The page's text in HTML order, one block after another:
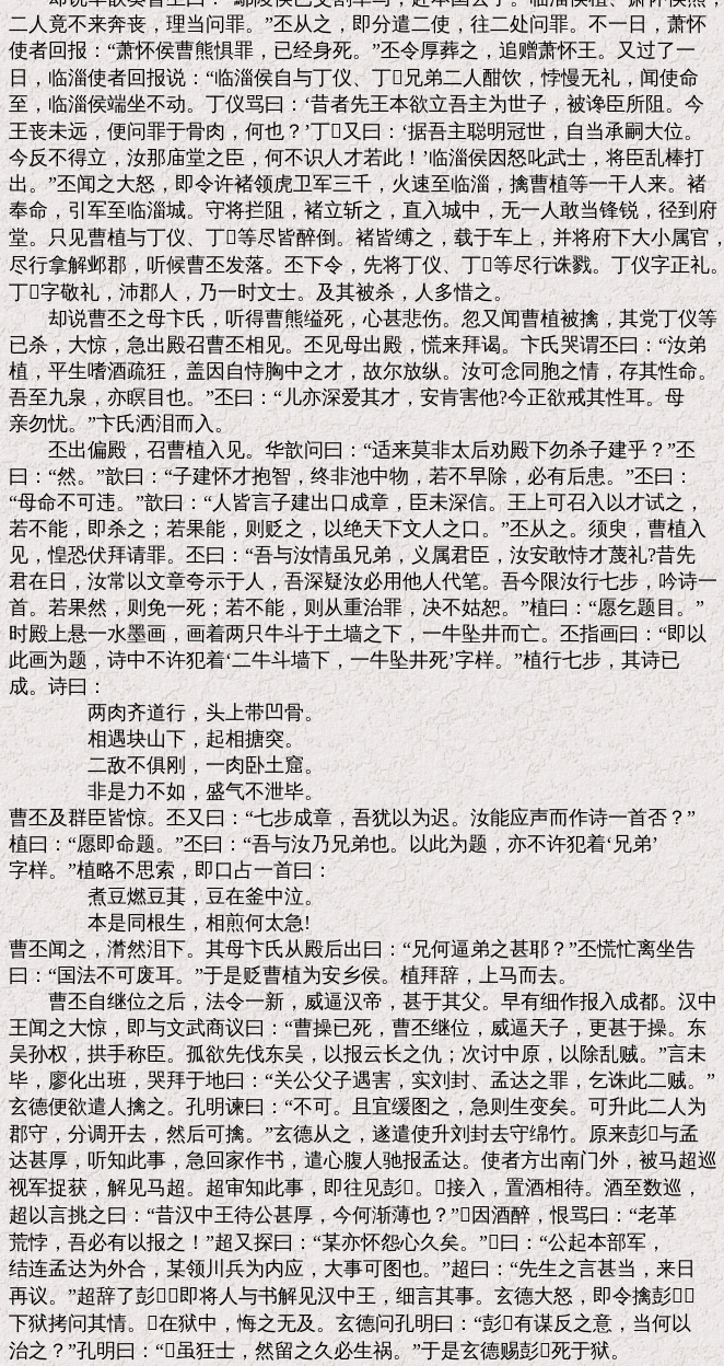
二人竟不来奔丧，理当问罪。”丕从之，即分遣二使，往二处问罪。不一日，萧怀
使者回报：“萧怀侯曹熊惧罪，已经身死。”丕令厚葬之，追赠萧怀王。又过了一
日，临淄使者回报说：“临淄侯自与丁仪、丁兄弟二人酣饮，悖慢无礼，闻使命
至，临淄侯端坐不动。丁仪骂曰：‘昔者先王本欲立吾主为世子，被谗臣所阻。今
王丧未远，便问罪于骨肉，何也？’丁又曰：‘据吾主聪明冠世，自当承嗣大位。
今反不得立，汝那庙堂之臣，何不识人才若此！’临淄侯因怒叱武士，将臣乱棒打
出。”丕闻之大怒，即令许褚领虎卫军三千，火速至临淄，擒曹植等一干人来。褚
奉命，引军至临淄城。守将拦阻，褚立斩之，直入城中，无一人敢当锋锐，径到府
堂。只见曹植与丁仪、丁等尽皆醉倒。褚皆缚之，载于车上，并将府下大小属官
尽行拿解邺郡，听候曹丕发落。丕下令，先将丁仪、丁等尽行诛戮。丁仪字正礼。
丁字敬礼，沛郡人，乃一时文士。及其被杀，人多惜之。
却说曹丕之母卞氏，听得曹熊缢死，心甚悲伤。忽又闻曹植被擒，其党丁仪等
已杀，大惊，急出殿召曹丕相见。丕见母出殿，慌来拜谒。卞氏哭谓丕曰：“汝弟
植，平生嗜酒疏狂，盖因自恃胸中之才，故尔放纵。汝可念同胞之情，存其性命。
吾至九泉，亦瞑目也。”丕曰：“儿亦深爱其才，安肯害他?今正欲戒其性耳。母
亲勿忧。”卞氏洒泪而入。
丕出偏殿，召曹植入见。华歆问曰：“适来莫非太后劝殿下勿杀子建乎？”丕
曰：“然。”歆曰：“子建怀才抱智，终非池中物，若不早除，必有后患。”丕曰：
“母命不可违。”歆曰：“人皆言子建出口成章，臣未深信。王上可召入以才试之，
若不能，即杀之；若果能，则贬之，以绝天下文人之口。”丕从之。须臾，曹植入
见，惶恐伏拜请罪。丕曰：“吾与汝情虽兄弟，义属君臣，汝安敢恃才蔑礼?昔先
君在日，汝常以文章夸示于人，吾深疑汝必用他人代笔。吾今限汝行七步，吟诗一
首。若果然，则免一死；若不能，则从重治罪，决不姑恕。”植曰：“愿乞题目。”
时殿上悬一水墨画，画着两只牛斗于土墙之下，一牛坠井而亡。丕指画曰：“即以
此画为题，诗中不许犯着‘二牛斗墙下，一牛坠井死’字样。”植行七步，其诗已
成。诗曰：
两肉齐道行，头上带凹骨。
相遇块山下，起相搪突。
二敌不俱刚，一肉卧土窟。
非是力不如，盛气不泄毕。
曹丕及群臣皆惊。丕又曰：“七步成章，吾犹以为迟。汝能应声而作诗一首否？”
植曰：“愿即命题。”丕曰：“吾与汝乃兄弟也。以此为题，亦不许犯着‘兄弟’
字样。”植略不思索，即口占一首曰：
煮豆燃豆萁，豆在釜中泣。
本是同根生，相煎何太急!
曹丕闻之，潸然泪下。其母卞氏从殿后出曰：“兄何逼弟之甚耶？”丕慌忙离坐告
曰：“国法不可废耳。”于是贬曹植为安乡侯。植拜辞，上马而去。
曹丕自继位之后，法令一新，威逼汉帝，甚于其父。早有细作报入成都。汉中
王闻之大惊，即与文武商议曰：“曹操已死，曹丕继位，威逼天子，更甚于操。东
吴孙权，拱手称臣。孤欲先伐东吴，以报云长之仇；次讨中原，以除乱贼。”言未
毕，廖化出班，哭拜于地曰：“关公父子遇害，实刘封、孟达之罪，乞诛此二贼。”
玄德便欲遣人擒之。孔明谏曰：“不可。且宜缓图之，急则生变矣。可升此二人为
郡守，分调开去，然后可擒。”玄德从之，遂遣使升刘封去守绵竹。原来彭与孟
达甚厚，听知此事，急回家作书，遣心腹人驰报孟达。使者方出南门外，被马超巡
视军捉获，解见马超。超审知此事，即往见彭。接入，置酒相待。酒至数巡，
超以言挑之曰：“昔汉中王待公甚厚，今何渐薄也？”因酒醉，恨骂曰：“老革
荒悖，吾必有以报之！”超又探曰：“某亦怀怨心久矣。”曰：“公起本部军，
结连孟达为外合，某领川兵为内应，大事可图也。”超曰：“先生之言甚当，来日
再议。”超辞了彭，即将人与书解见汉中王，细言其事。玄德大怒，即令擒彭，
下狱拷问其情。在狱中，悔之无及。玄德问孔明曰：“彭有谋反之意，当何以
治之？”孔明曰：“虽狂士，然留之久必生祸。”于是玄德赐彭死于狱。